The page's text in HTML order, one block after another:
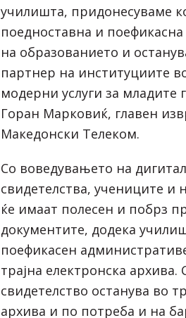
училишта, придонесуваме
поедноставна и поефикасна
на образованието и
партнер на институциите
модерни услуги за младите
Горан Марковиќ, главен
Македонски Телеком.
Со воведувањето на
свидетелства, учениците и
ќе имаат полесен и побрз
документите, додека
поефикасен
трајна електронска архива.
свидетелство останува во
архива и по потреба и на